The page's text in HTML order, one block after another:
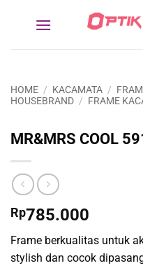
HOME / KACAMATA /
HOUSEBRAND / FRAME
MR&MRS COOL
Rp785.000
Frame berkualitas untuk
stylish dan cocok